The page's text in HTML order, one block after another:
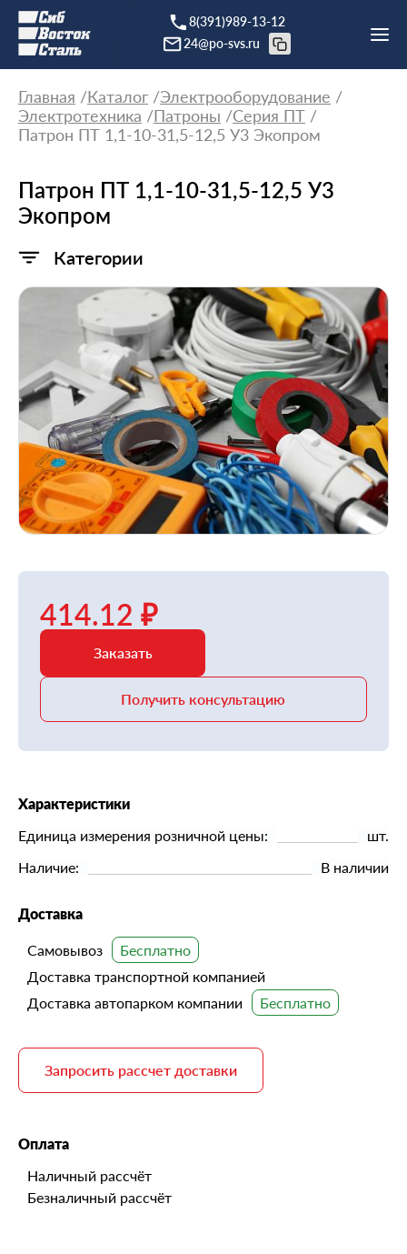
8(391)989-13-12
24@po-svs.ru
Главная Каталог Электрооборудование
Электротехника
Патроны
Серия ПТ
Патрон ПТ 1,1-10-31,5-12,5 У3 Экопром
Патрон ПТ 1,1-10-31,5-12,5 У3
Экопром
Категории
414.12 ₽
Заказать
Получить консультацию
Характеристики
Единица измерения розничной цены:
шт.
Наличие:
В наличии
Доставка
Самовывоз
Доставка транспортной компанией
Доставка автопарком компании
Запросить рассчет доставки
Оплата
Наличный рассчёт
Безналичный рассчёт